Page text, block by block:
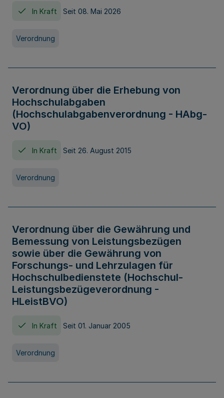
In Kraft Seit 08. Mai 2026
Verordnung
Verordnung über die Erhebung von
Hochschulabgaben
(Hochschulabgabenverordnung - HAbg-
VO)
In Kraft Seit 26. August 2015
Verordnung
Verordnung über die Gewährung und
Bemessung von Leistungsbezügen
sowie über die Gewährung von
Forschungs- und Lehrzulagen für
Hochschulbedienstete (Hochschul-
Leistungsbezügeverordnung -
HLeistBVO)
In Kraft Seit 01. Januar 2005
Verordnung